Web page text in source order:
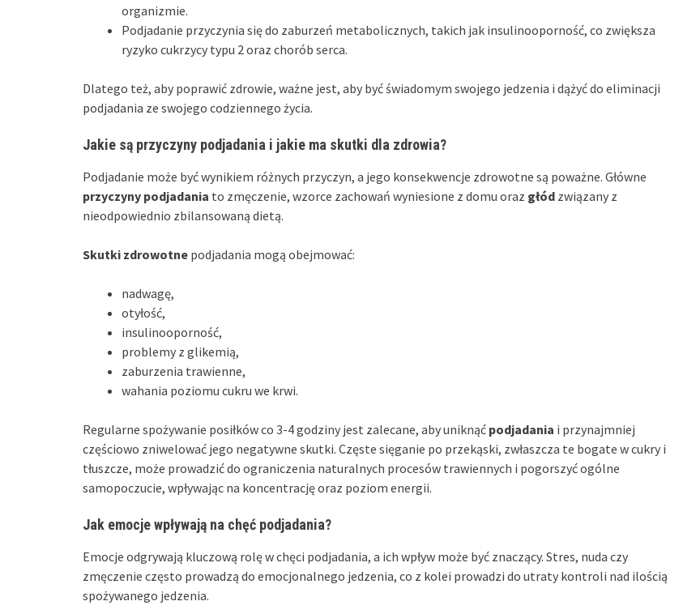
organizmie.
Podjadanie przyczynia się do zaburzeń metabolicznych, takich jak insulinooporność, co zwiększa
ryzyko cukrzycy typu 2 oraz chorób serca.
Dlatego też, aby poprawić zdrowie, ważne jest, aby być świadomym swojego jedzenia i dążyć do eliminacji
podjadania ze swojego codziennego życia.
Jakie są przyczyny podjadania i jakie ma skutki dla zdrowia?
Podjadanie może być wynikiem różnych przyczyn, a jego konsekwencje zdrowotne są poważne. Główne
przyczyny podjadania to zmęczenie, wzorce zachowań wyniesione z domu oraz głód związany z
nieodpowiednio zbilansowaną dietą.
Skutki zdrowotne podjadania mogą obejmować:
nadwagę,
otyłość,
insulinooporność,
problemy z glikemią,
zaburzenia trawienne,
wahania poziomu cukru we krwi.
Regularne spożywanie posiłków co 3-4 godziny jest zalecane, aby uniknąć podjadania i przynajmniej
częściowo zniwelować jego negatywne skutki. Częste sięganie po przekąski, zwłaszcza te bogate w cukry i
tłuszcze, może prowadzić do ograniczenia naturalnych procesów trawiennych i pogorszyć ogólne
samopoczucie, wpływając na koncentrację oraz poziom energii.
Jak emocje wpływają na chęć podjadania?
Emocje odgrywają kluczową rolę w chęci podjadania, a ich wpływ może być znaczący. Stres, nuda czy
zmęczenie często prowadzą do emocjonalnego jedzenia, co z kolei prowadzi do utraty kontroli nad ilością
spożywanego jedzenia.